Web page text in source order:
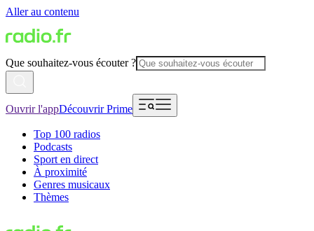
Aller au contenu
Que souhaitez-vous écouter ?
Ouvrir l'appDécouvrir Prime
Top 100 radios
Podcasts
Sport en direct
À proximité
Genres musicaux
Thèmes